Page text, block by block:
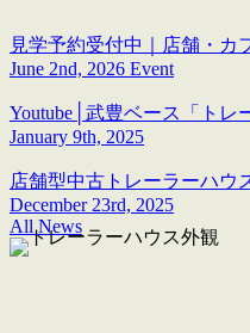
見学予約受付中｜店舗・カ
June 2nd, 2026 Event
Youtube│武豊ベース「トレ
January 9th, 2025
店舗型中古トレーラーハウ
December 23rd, 2025
All News